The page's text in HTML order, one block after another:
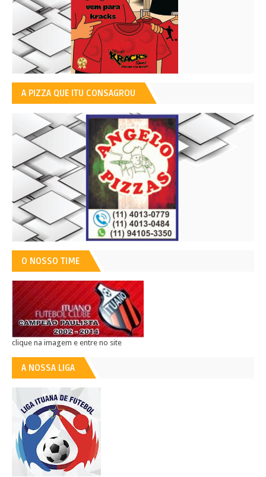
A PIZZA QUE ITU CONSAGROU
O NOSSO TIME
clique na imagem e entre no site
A NOSSA LIGA